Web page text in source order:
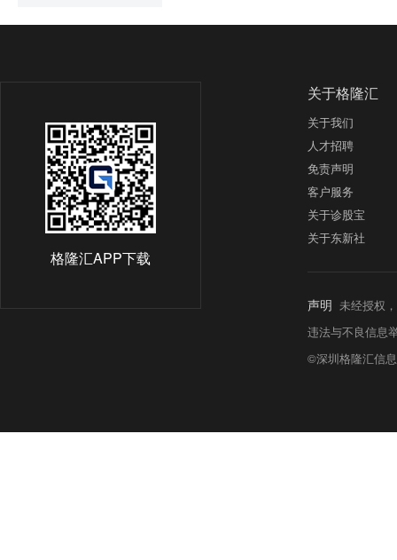
格隆汇APP下载
关于格隆汇
关于我们
人才招聘
免责声明
客户服务
关于诊股宝
关于东新社
声明 未经授权
违法与不良信息
©深圳格隆汇信